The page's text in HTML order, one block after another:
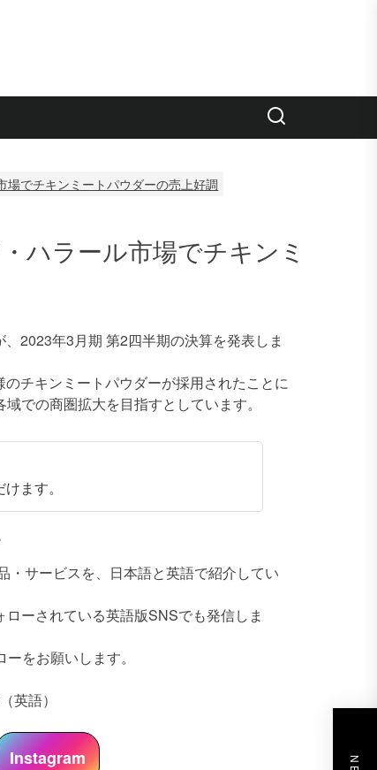
でチキンミートパウダーの売上好調
ハラール市場でチキンミ
2023年3月期 第2四半期の決算を発表しま
チキンミートパウダーが採用されたことに
での商圏拡大を目指すとしています。
ます。
・サービスを、日本語と英語で紹介してい
ーされている英語版SNSでも発信しま
をお願いします。
（英語）
Instagram